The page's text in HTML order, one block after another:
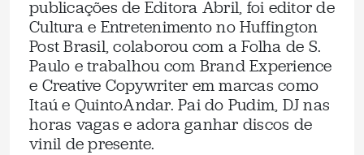
publicações de Editora Abril, foi editor de
Cultura e Entretenimento no Huffington
Post Brasil, colaborou com a Folha de S.
Paulo e trabalhou com Brand Experience
e Creative Copywriter em marcas como
Itaú e QuintoAndar. Pai do Pudim, DJ nas
horas vagas e adora ganhar discos de
vinil de presente.